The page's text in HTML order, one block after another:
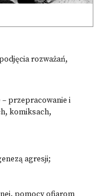
rozważań,
przepracowanie i
komiksach,
agresji;